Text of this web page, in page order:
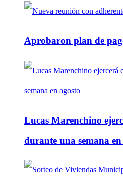
Aprobaron plan de
Lucas Marenchino
durante una semana en